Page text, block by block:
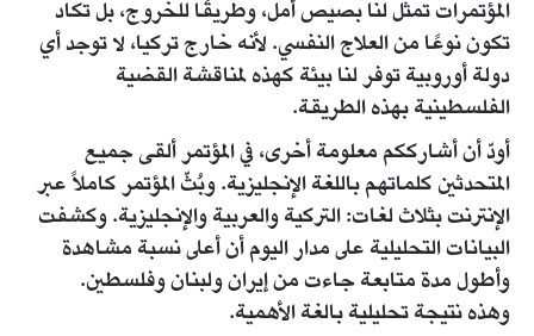
المؤتمرات تمثل لنا بصيص أمل، وطريقًا للخروج، بل تكاد
تكون نوعًا من العلاج النفسي. لأنه خارج تركيا، لا توجد أي
دولة أوروبية توفر لنا بيئة كهذه لمناقشة القضية
الفلسطينية بهذه الطريقة.
أودّ أن أشارككم معلومة أخرى، في المؤتمر ألقى جميع
المتحدثين كلماتهم باللغة الإنجليزية. وبُثّ المؤتمر كاملاً عبر
الإنترنت بثلاث لغات: التركية والعربية والإنجليزية. وكشفت
البيانات التحليلية على مدار اليوم أن أعلى نسبة مشاهدة
وأطول مدة متابعة جاءت من إيران ولبنان وفلسطين.
وهذه نتيجة تحليلية بالغة الأهمية.